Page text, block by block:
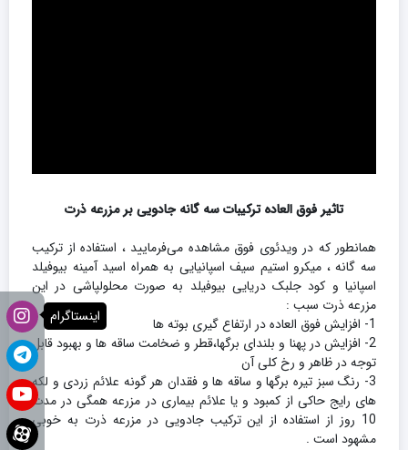
تاثیر فوق العاده ترکیبات سه گانه جادویی بر مزرعه ذرت
همانطور که در ویدئوی فوق مشاهده می‌فرمایید ، استفاده از ترکیب
سه گانه ، میکرو استیم سیف اسپانیایی به همراه اسید آمینه بیوفیلد
اسپانیا و کود جلبک دریایی بیوفیلد به صورت محلولپاشی در این
مزرعه ذرت سبب :
1- افزایش فوق العاده در ارتفاع گیری بوته ها
2- افزایش در پهنا و بلندای برگها،قطر و ضخامت ساقه ها و بهبود قابل
توجه در ظاهر و رخ کلی آن
3- رنگ سبز تیره برگها و ساقه ها و فقدان هر گونه علائم زردی و لکه
های رایج حاکی از کمبود و یا علائم بیماری در مزرعه همگی در مدت
10 روز از استفاده از این ترکیب جادویی در مزرعه ذرت به خوبی
مشهود است .
اینستاگرام